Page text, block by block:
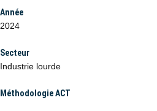
Année
2024
Secteur
Industrie lourde
Méthodologie ACT